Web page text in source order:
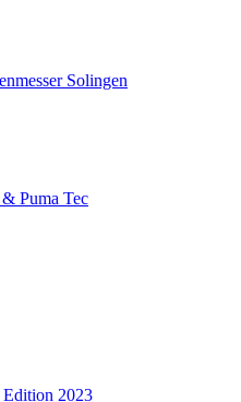
Solingen
Puma Tec
2023